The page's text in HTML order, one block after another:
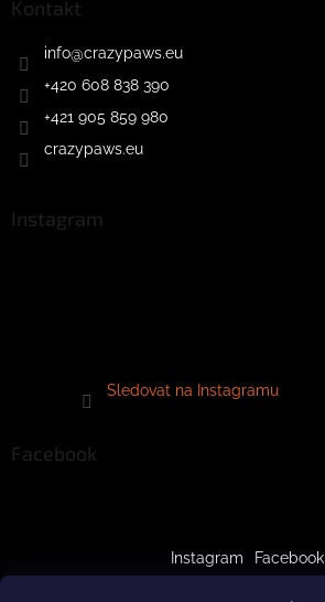
Kontakt
info@crazypaws.eu
+420 608 838 390
+421 905 859 980
crazypaws.eu
Instagram
Sledovat na Instagramu
Facebook
Instagram Facebook